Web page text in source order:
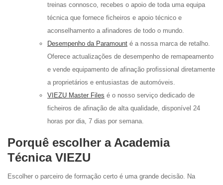
treinas connosco, recebes o apoio de toda uma equipa
técnica que fornece ficheiros e apoio técnico e
aconselhamento a afinadores de todo o mundo.
Desempenho da Paramount é a nossa marca de retalho.
Oferece actualizações de desempenho de remapeamento
e vende equipamento de afinação profissional diretamente
a proprietários e entusiastas de automóveis.
VIEZU Master Files é o nosso serviço dedicado de
ficheiros de afinação de alta qualidade, disponível 24
horas por dia, 7 dias por semana.
Porquê escolher a Academia
Técnica VIEZU
Escolher o parceiro de formação certo é uma grande decisão. Na